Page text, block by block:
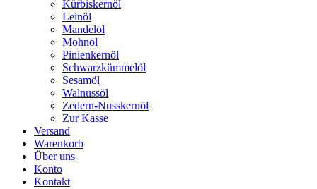
Kürbiskernöl
Leinöl
Mandelöl
Mohnöl
Pinienkernöl
Schwarzkümmelöl
Sesamöl
Walnussöl
Zedern-Nusskernöl
Zur Kasse
Versand
Warenkorb
Über uns
Konto
Kontakt